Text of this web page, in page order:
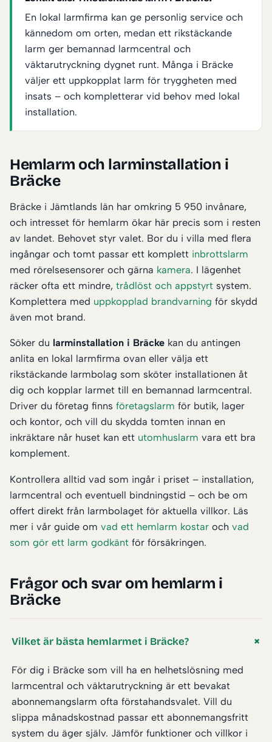
En lokal larmfirma kan ge personlig service och
kännedom om orten, medan ett rikstäckande
larm ger bemannad larmcentral och
väktarutryckning dygnet runt. Många i Bräcke
väljer ett uppkopplat larm för tryggheten med
insats – och kompletterar vid behov med lokal
installation.
Hemlarm och larminstallation i
Bräcke
Bräcke i Jämtlands län har omkring 5 950 invånare,
och intresset för hemlarm ökar här precis som i resten
av landet. Behovet styr valet. Bor du i villa med flera
ingångar och tomt passar ett komplett inbrottslarm
med rörelsesensorer och gärna kamera. I lägenhet
räcker ofta ett mindre, trådlöst och appstyrt system.
Komplettera med uppkopplad brandvarning för skydd
även mot brand.
Söker du larminstallation i Bräcke kan du antingen
anlita en lokal larmfirma ovan eller välja ett
rikstäckande larmbolag som sköter installationen åt
dig och kopplar larmet till en bemannad larmcentral.
Driver du företag finns företagslarm för butik, lager
och kontor, och vill du skydda tomten innan en
inkräktare når huset kan ett utomhuslarm vara ett bra
komplement.
Kontrollera alltid vad som ingår i priset – installation,
larmcentral och eventuell bindningstid – och be om
offert direkt från larmbolaget för aktuella villkor. Läs
mer i vår guide om vad ett hemlarm kostar och vad
som gör ett larm godkänt för försäkringen.
Frågor och svar om hemlarm i
Bräcke
Vilket är bästa hemlarmet i Bräcke?
För dig i Bräcke som vill ha en helhetslösning med
larmcentral och väktarutryckning är ett bevakat
abonnemangslarm ofta förstahandsvalet. Vill du
slippa månadskostnad passar ett abonnemangsfritt
system du äger själv. Jämför funktioner och villkor i